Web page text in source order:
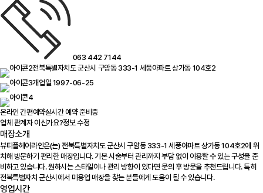
063 442 7144
전북특별자치도 군산시 구암동 333-1 세풍아파트 상가동 104호2
개업일 1997-06-25
온라인 간편예약실시간 예약 준비중
업체 관계자 이신가요?정보 수정
매장소개
뷰티플헤어라인은(는) 전북특별자치도 군산시 구암동 333-1 세풍아파트 상가동 104호2에 위
치해 방문하기 편리한 매장입니다. 기본 시술부터 관리까지 부담 없이 이용할 수 있는 구성을 준
비하고 있습니다. 원하시는 스타일이나 관리 방향이 있다면 문의 후 방문을 추천드립니다. 특히
전북특별자치 군산시에서 미용업 매장을 찾는 분들에게 도움이 될 수 있습니다.
영업시간